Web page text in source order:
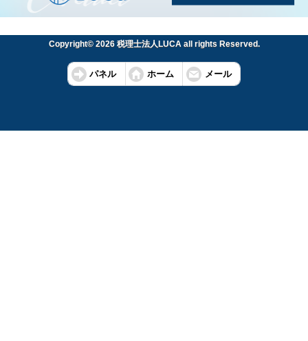
Copyright© 2026 税理士法人LUCA all rights Reserved.
パネル ホーム メール